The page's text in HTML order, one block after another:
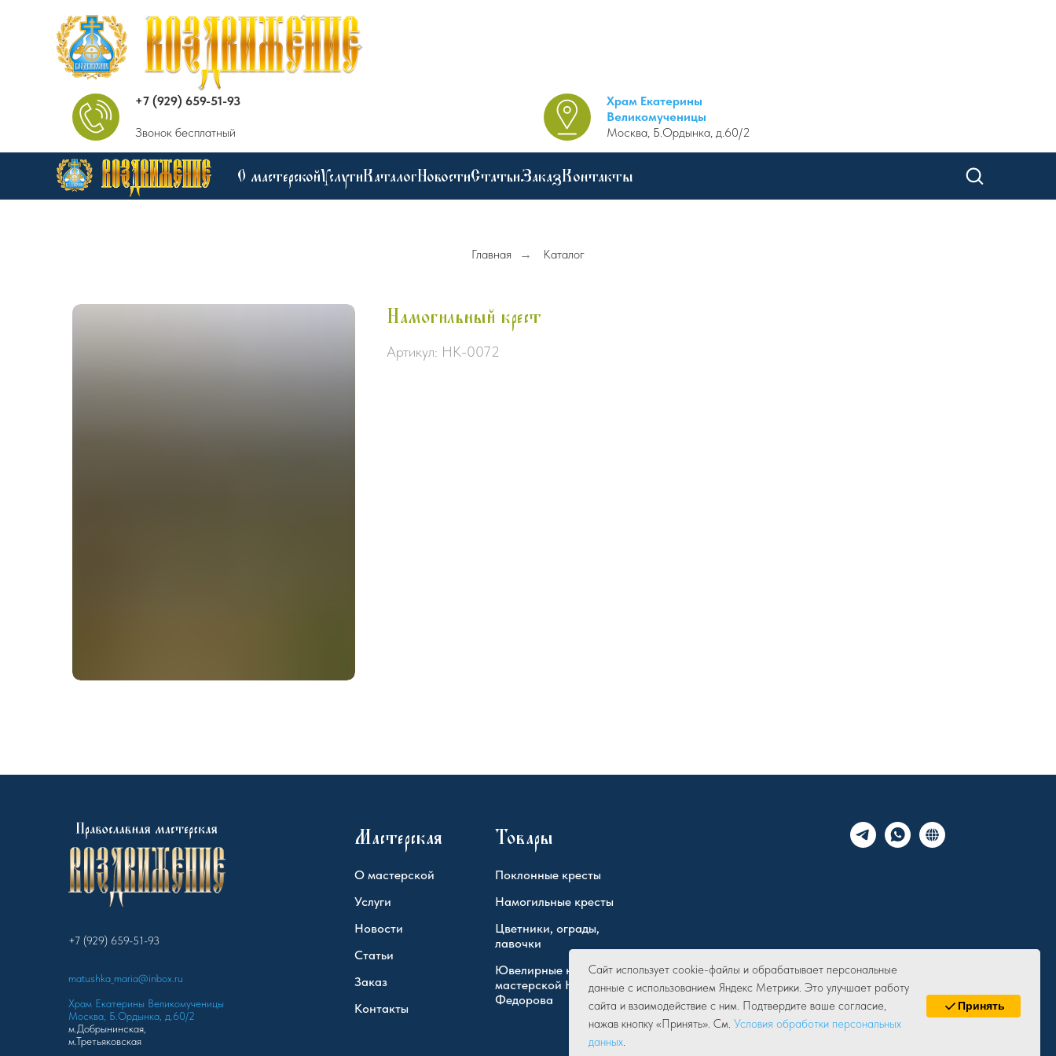
+7 (929) 659-51-93
Звонок бесплатный
Храм Екатерины
Великомученицы
Москва, Б.Ордынка, д.60/2
О мастерскойУслугиКаталогНовостиСтатьиЗаказКонтакты
Главная → Каталог
Намогильный крест
Артикул: НК-0072
Сайт использует cookie-файлы и обрабатывает персональные
данные с использованием Яндекс Метрики. Это улучшает работу
сайта и взаимодействие с ним. Подтвердите ваше согласие,
нажав кнопку «Принять». См. Условия обработки персональных
данных.
Принять
+7 (929) 659-51-93
matushka_maria@inbox.ru
Храм Екатерины Великомученицы
Москва, Б.Ордынка, д.60/2
м.Добрынинская,
м.Третьяковская
Мастерская
О мастерской
Услуги
Новости
Статьи
Заказ
Контакты
Товары
Поклонные кресты
Намогильные кресты
Цветники, ограды,
лавочки
Ювелирные кресты
мастерской Юрия
Федорова